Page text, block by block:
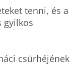
tenni, és a
gyilkos
csürhéjének